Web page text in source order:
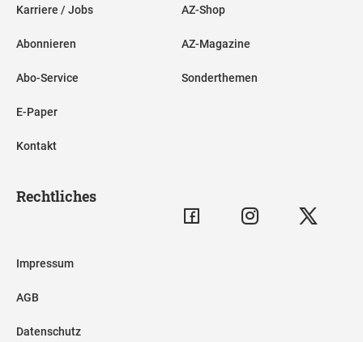
Karriere / Jobs
Abonnieren
Abo-Service
E-Paper
Kontakt
AZ-Shop
AZ-Magazine
Sonderthemen
Rechtliches
Impressum
AGB
Datenschutz